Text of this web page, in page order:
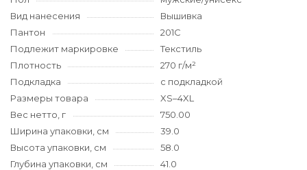
Вид нанесения
Вышивка
Пантон
201C
Подлежит маркировке
Текстиль
Плотность
270 г/м²
Подкладка
с подкладкой
Размеры товара
XS–4XL
Вес нетто, г
750.00
Ширина упаковки, см
39.0
Высота упаковки, см
58.0
Глубина упаковки, см
41.0